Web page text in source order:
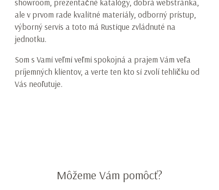
ale v prvom rade kvalitné materiály, odborný prístup,
výborný servis a toto má Rustique zvládnuté na
jednotku.
Som s Vami veľmi veľmi spokojná a prajem Vám veľa
príjemných klientov, a verte ten kto si zvolí tehličku od
Vás neoľutuje.
Môžeme Vám pomôcť?